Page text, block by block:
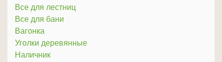
Все для лестниц
Все для бани
Вагонка
Уголки деревянные
Наличник